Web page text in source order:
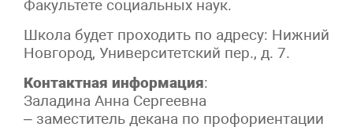
Факультете социальных наук.
Школа будет проходить по адресу: Нижний
Новгород, Университетский пер., д. 7.
Контактная информация:
Заладина Анна Сергеевна
– заместитель декана по профориентации